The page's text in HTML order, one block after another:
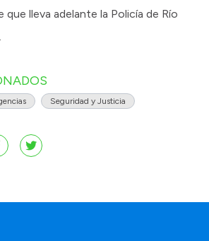
lleva adelante la Policía de Río
Seguridad y Justicia